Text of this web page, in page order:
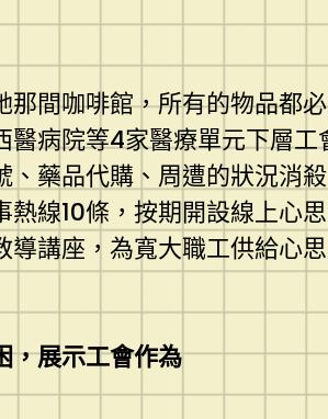
咖啡館，所有的物品都必
醫病院等4家醫療單元下層
、藥品代購、周遭的狀況消
熱線10條，按期開設線上心
導講座，為寬大職工供給心思
，展示工會作為